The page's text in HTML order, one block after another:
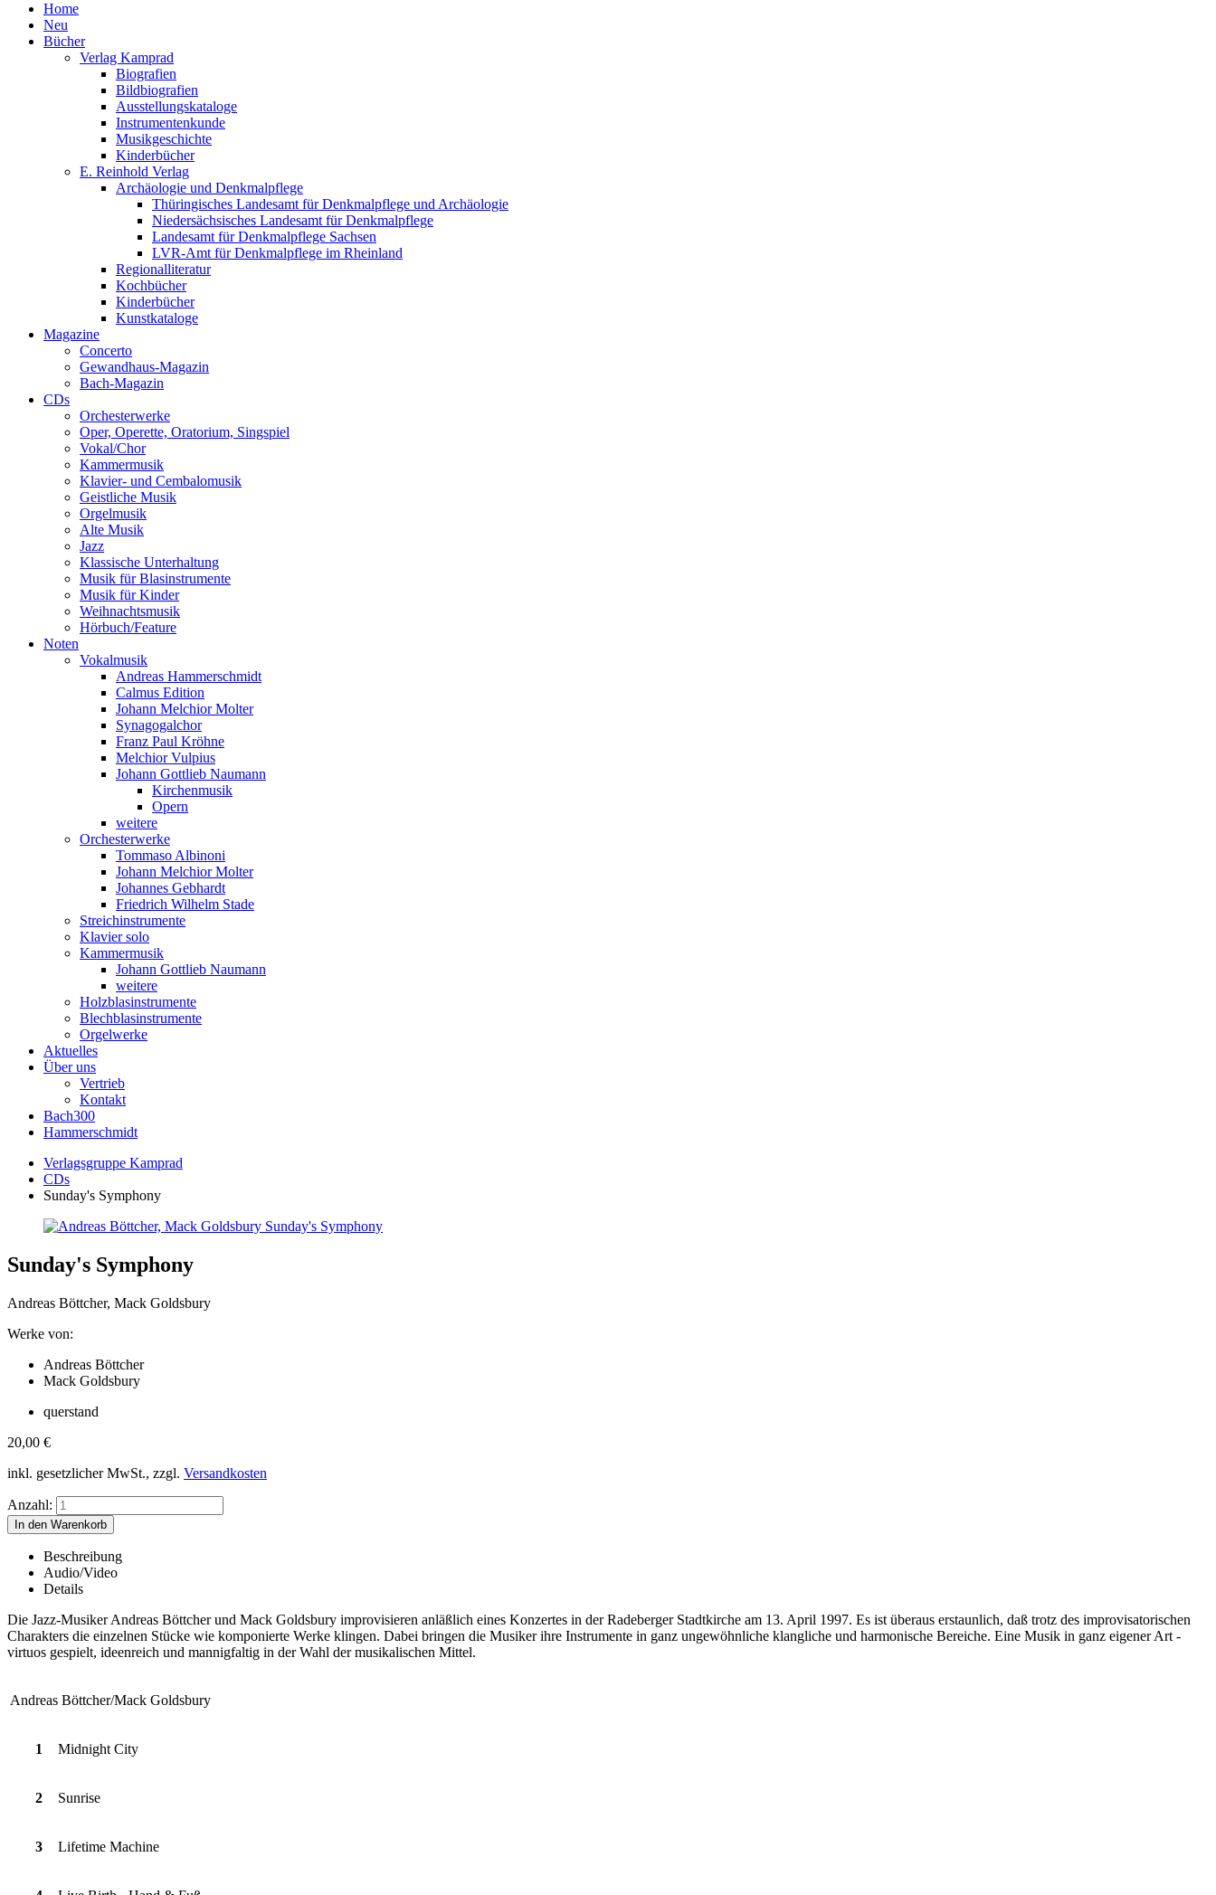
Home
Neu
Bücher
Verlag Kamprad
Biografien
Bildbiografien
Ausstellungskataloge
Instrumentenkunde
Musikgeschichte
Kinderbücher
E. Reinhold Verlag
Archäologie und Denkmalpflege
Thüringisches Landesamt für Denkmalpflege und Archäologie
Niedersächsisches Landesamt für Denkmalpflege
Landesamt für Denkmalpflege Sachsen
LVR-Amt für Denkmalpflege im Rheinland
Regionalliteratur
Kochbücher
Kinderbücher
Kunstkataloge
Magazine
Concerto
Gewandhaus-Magazin
Bach-Magazin
CDs
Orchesterwerke
Oper, Operette, Oratorium, Singspiel
Vokal/Chor
Kammermusik
Klavier- und Cembalomusik
Geistliche Musik
Orgelmusik
Alte Musik
Jazz
Klassische Unterhaltung
Musik für Blasinstrumente
Musik für Kinder
Weihnachtsmusik
Hörbuch/Feature
Noten
Vokalmusik
Andreas Hammerschmidt
Calmus Edition
Johann Melchior Molter
Synagogalchor
Franz Paul Kröhne
Melchior Vulpius
Johann Gottlieb Naumann
Kirchenmusik
Opern
weitere
Orchesterwerke
Tommaso Albinoni
Johann Melchior Molter
Johannes Gebhardt
Friedrich Wilhelm Stade
Streichinstrumente
Klavier solo
Kammermusik
Johann Gottlieb Naumann
weitere
Holzblasinstrumente
Blechblasinstrumente
Orgelwerke
Aktuelles
Über uns
Vertrieb
Kontakt
Bach300
Hammerschmidt
Verlagsgruppe Kamprad
CDs
Sunday's Symphony
Sunday's Symphony
Andreas Böttcher, Mack Goldsbury
Werke von:
Andreas Böttcher
Mack Goldsbury
querstand
20,00 €
inkl. gesetzlicher MwSt., zzgl. Versandkosten
Anzahl:
Beschreibung
Audio/Video
Details
Die Jazz-Musiker Andreas Böttcher und Mack Goldsbury improvisieren anläßlich eines Konzertes in der Radeberger Stadtkirche am 13. April 1997. Es ist überaus erstaunlich, daß trotz des improvisatorischen
Charakters die einzelnen Stücke wie komponierte Werke klingen. Dabei bringen die Musiker ihre Instrumente in ganz ungewöhnliche klangliche und harmonische Bereiche. Eine Musik in ganz eigener Art -
virtuos gespielt, ideenreich und mannigfaltig in der Wahl der musikalischen Mittel.
Andreas Böttcher/Mack Goldsbury
1 Midnight City
2 Sunrise
3 Lifetime Machine